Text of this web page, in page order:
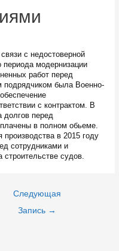
с недостоверной
модернизации
работ перед
подрядчиком была Военно-
с контрактом. В
долгов перед
в полном обьеме.
в 2015 году
сотрудниками и
судов.
Следующая
Запись →